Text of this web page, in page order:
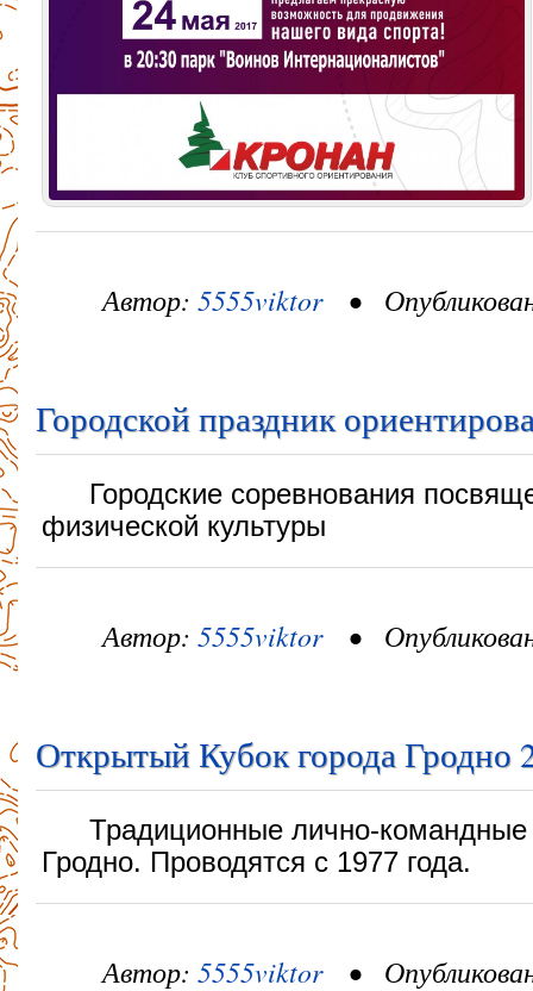
Автор: 5555viktor•
Городской праздник
Городские соревнования
физической культуры
Автор: 5555viktor•
Открытый Кубок города Гродно
Традиционные лично-командные
Гродно. Проводятся с 1977 года.
Автор: 5555viktor•